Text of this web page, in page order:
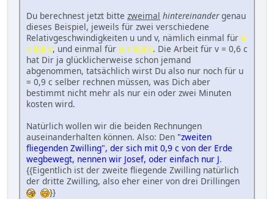
Du berechnest jetzt bitte zweimal hintereinandergenau
dieses Beispiel, jeweils für zwei verschiedene
Relativgeschwindigkeiten u und v, nämlich einmal für v
= 0,6 c, und einmal für u = 0,9 c. Die Arbeit für v = 0,6 c
hat Dir ja glücklicherweise schon jemand
abgenommen, tatsächlich wirst Du also nur noch für u
= 0,9 c selber rechnen müssen, was Dich aber
bestimmt nicht mehr als nur ein oder zwei Minuten
kosten wird.
Natürlich wollen wir die beiden Rechnungen
auseinanderhalten können. Also: Den "zweiten
fliegenden Zwilling", der sich mit 0,9 c von der Erde
wegbewegt, nennen wir Josef, oder einfach nur J.
{{Eigentlich ist der zweite fliegende Zwilling natürlich
der dritte Zwilling, also eher einer von drei Drillingen
}}